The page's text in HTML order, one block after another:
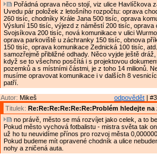
Pořádná oprava něco stojí, viz ulice Havlíčkova
Uvedu pár položek z letošního rozpočtu: oprava
260 tisíc, chodníky Krále Jana 500 tisíc, oprava
Výsluní 150 tisíc, výjezd z náměstí 200 tisíc, oprava
Svojsíkova 200 tisíc, nová komunikace v ulici
oprava parkoviště u záchranky 150 tisíc, obnova
150 tisíc, oprava komunikace Zednická 100 tisíc,
samozřejmě přibližné odhady. Něco vyjde ještě
když se to všechno posčítá i s projektovou
pozemků a s místními částmi, je z toho 14 milionů.
musíme opravovat komunikace i v dalších 8
patří.
odpovědět |
Autor: Mikeš
Titulek: Re:Re:Re:Re:Re:Re:Problém hledejte na
no právě, město se má rozvíjet jako celek, a to
Pokud město vychová fotbalistu - mistra světa tak
už ho tu neuvidíme přínos pro rozvoj města
Pokud budeme mít opravené chodník a ulice
nohy a zničená auta.